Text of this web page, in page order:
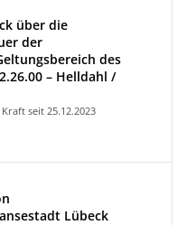
über die
der
des
– Helldahl /
Kraft seit 25.12.2023
Lübeck